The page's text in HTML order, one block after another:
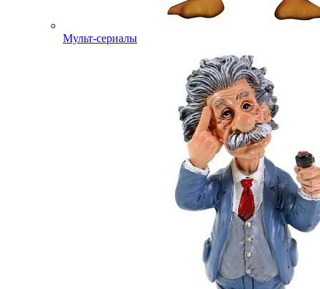
Мульт-сериалы